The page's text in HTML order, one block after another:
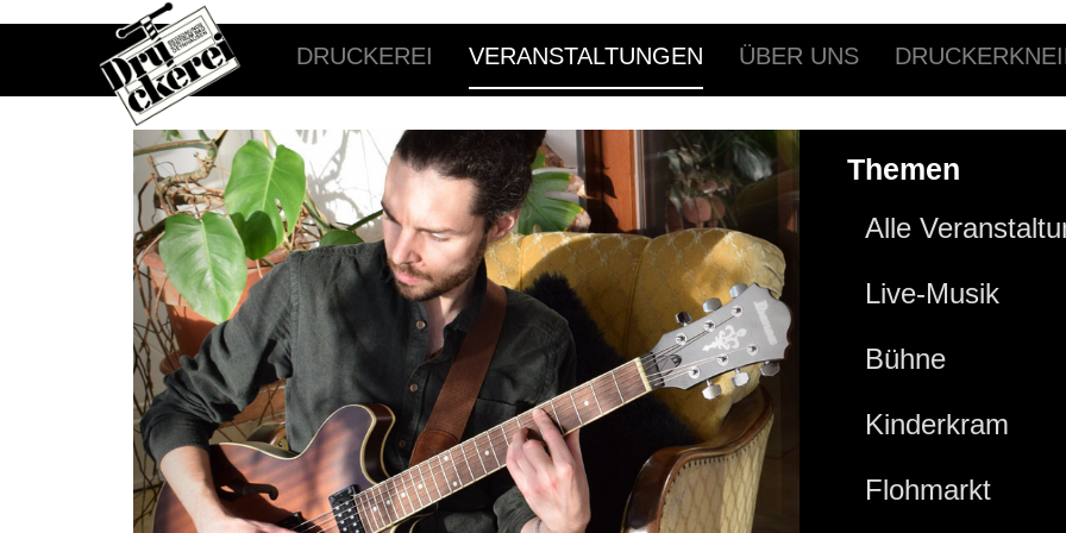
DRUCKEREI VERANSTALTUNGEN ÜBER UNS
Themen
Alle
Live-Musik
Bühne
Kinderkram
Flohmarkt